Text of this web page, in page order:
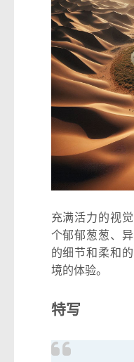
充满活力的视
个郁郁葱葱、
的细节和柔和
境的体验。
特写